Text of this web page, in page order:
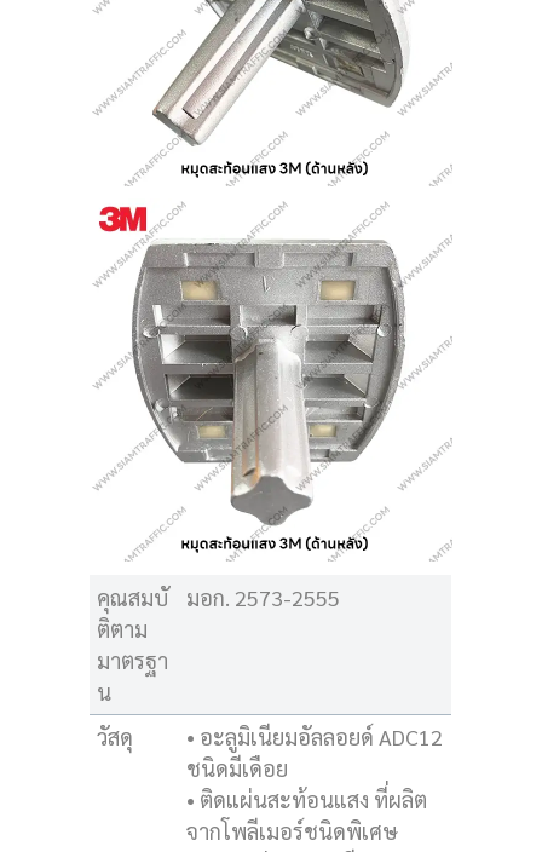
คุณสมบั
ติตาม
มาตรฐา
น
มอก. 2573-2555
วัสดุ
• อะลูมิเนียมอัลลอยด์ ADC12
ชนิดมีเดือย
• ติดแผ่นสะท้อนแสง ที่ผลิต
จากโพลีเมอร์ชนิดพิเศษ